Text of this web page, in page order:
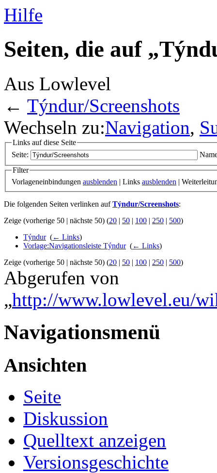
Hilfe
Seiten, die auf
Aus Lowlevel
← Týndur/Screenshots
Wechseln zu:Navigation,
Links auf diese Seite
Seite:
Filter
Vorlageneinbindungen ausblenden | Links ausblenden |
Die folgenden Seiten verlinken aufTýndur/Screenshots:
Zeige (vorherige 50 | nächste 50) (20 | 50 | 100 | 250 | 500)
Týndur‎ (← Links)
Vorlage:Navigationsleiste Týndur‎ (← Links)
Zeige (vorherige 50 | nächste 50) (20 | 50 | 100 | 250 | 500)
Abgerufen von
„http://www.lowlevel.eu/
Navigationsmenü
Ansichten
Seite
Diskussion
Quelltext anzeigen
Versionsgeschichte